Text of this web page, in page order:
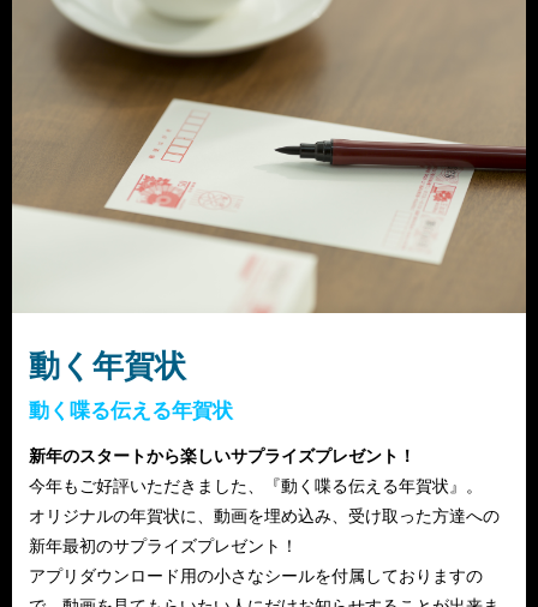
動く年賀状
動く喋る伝える年賀状
新年のスタートから楽しいサプライズプレゼント！
今年もご好評いただきました、『動く喋る伝える年賀状』。
オリジナルの年賀状に、動画を埋め込み、受け取った方達への
新年最初のサプライズプレゼント！
アプリダウンロード用の小さなシールを付属しておりますの